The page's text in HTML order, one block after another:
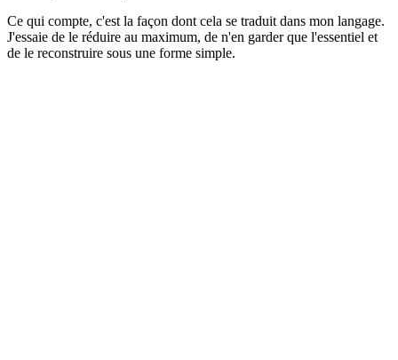
Ce qui compte, c'est la façon dont cela se traduit dans mon langage.
J'essaie de le réduire au maximum, de n'en garder que l'essentiel et
de le reconstruire sous une forme simple.